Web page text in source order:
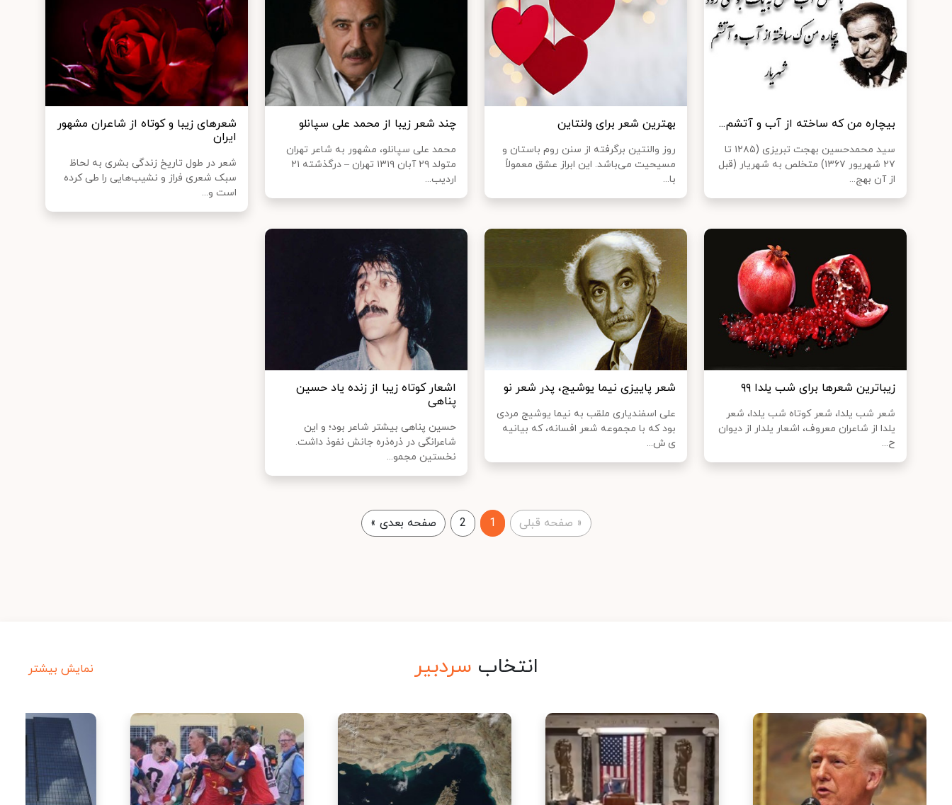
بیچاره من که ساخته از آب و آتشم...
سید محمدحسین بهجت تبریزی (۱۲۸۵ تا
۲۷ شهریور ۱۳۶۷) متخلص به شهریار (قبل
از آن بهج...
بهترین شعر برای ولنتاین
روز والنتین برگرفته از سنن روم باستان و
مسیحیت می‌باشد. این ابراز عشق معمولاً
با...
چند شعر زیبا از محمد علی سپانلو
محمد علی سپانلو، مشهور به شاعر تهران
متولد ۲۹ آبان ۱۳۱۹ تهران – درگذشته ۲۱
اردیب...
شعرهای زیبا و کوتاه از شاعران مشهور
ایران
شعر در طول تاریخ زندگی بشری به لحاظ
سبک شعری فراز و نشیب­‌هایی را طی کرده
است و...
زیباترین شعر‌ها برای شب یلدا ۹۹
شعر شب یلدا، شعر کوتاه شب یلدا، شعر
یلدا از شاعران معروف، اشعار یلدار از دیوان
ح...
شعر پاییزی نیما یوشیج، پدر شعر نو
علی اسفندیاری ملقب به نیما یوشیج مردی
بود که با مجموعه شعر افسانه، که بیانیه
ی ش...
اشعار کوتاه زیبا از زنده یاد حسین
پناهی
حسین پناهی بیشتر شاعر بود؛ و این
شاعرانگی در ذره‌ذره جانش نفوذ داشت.
نخستین مجمو...
« صفحه قبلی 1
2 صفحه بعدی »
انتخاب سردبیر نمایش بیشتر